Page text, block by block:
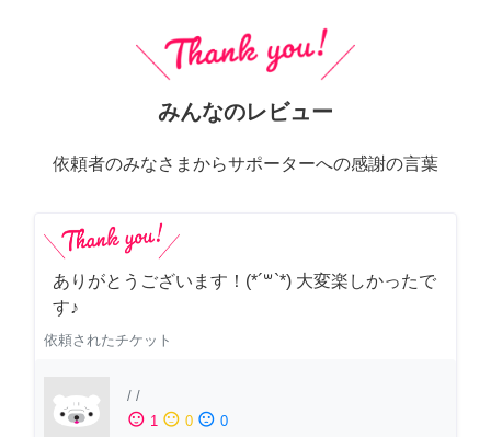
みんなのレビュー
依頼者のみなさまからサポーターへの感謝の言葉
ありがとうございます！(*´꒳`*) 大変楽しかったで
す♪
依頼されたチケット
/ /
sentiment_satisfied 1 sentiment_neutral 0 sentiment_dissatisfied 0